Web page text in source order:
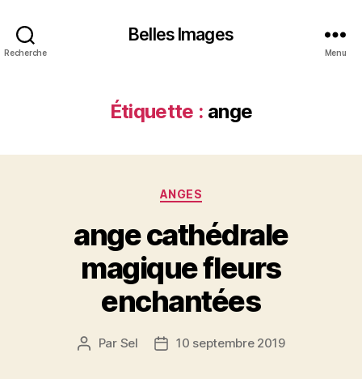
Recherche
Belles Images
Menu
Étiquette : ange
Catégories
ANGES
ange cathédrale
magique fleurs
enchantées
Auteur
Par Sel
Date10 septembre 2019